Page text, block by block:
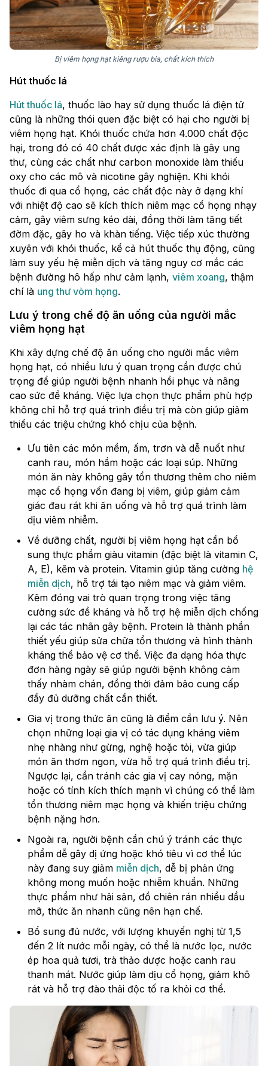
Bị viêm họng hạt kiêng rượu bia, chất kích thích
Hút thuốc lá
Hút thuốc lá, thuốc lào hay sử dụng thuốc lá điện tử
cũng là những thói quen đặc biệt có hại cho người bị
viêm họng hạt. Khói thuốc chứa hơn 4.000 chất độc
hại, trong đó có 40 chất được xác định là gây ung
thư, cùng các chất như carbon monoxide làm thiếu
oxy cho các mô và nicotine gây nghiện. Khi khói
thuốc đi qua cổ họng, các chất độc này ở dạng khí
với nhiệt độ cao sẽ kích thích niêm mạc cổ họng nhạy
cảm, gây viêm sưng kéo dài, đồng thời làm tăng tiết
đờm đặc, gây ho và khàn tiếng. Việc tiếp xúc thường
xuyên với khói thuốc, kể cả hút thuốc thụ động, cũng
làm suy yếu hệ miễn dịch và tăng nguy cơ mắc các
bệnh đường hô hấp như cảm lạnh, viêm xoang, thậm
chí là ung thư vòm họng.
Lưu ý trong chế độ ăn uống của người mắc
viêm họng hạt
Khi xây dựng chế độ ăn uống cho người mắc viêm
họng hạt, có nhiều lưu ý quan trọng cần được chú
trọng để giúp người bệnh nhanh hồi phục và nâng
cao sức đề kháng. Việc lựa chọn thực phẩm phù hợp
không chỉ hỗ trợ quá trình điều trị mà còn giúp giảm
thiểu các triệu chứng khó chịu của bệnh.
Ưu tiên các món mềm, ấm, trơn và dễ nuốt như
canh rau, món hầm hoặc các loại súp. Những
món ăn này không gây tổn thương thêm cho niêm
mạc cổ họng vốn đang bị viêm, giúp giảm cảm
giác đau rát khi ăn uống và hỗ trợ quá trình làm
dịu viêm nhiễm.
Về dưỡng chất, người bị viêm họng hạt cần bổ
sung thực phẩm giàu vitamin (đặc biệt là vitamin C,
A, E), kẽm và protein. Vitamin giúp tăng cường hệ
miễn dịch, hỗ trợ tái tạo niêm mạc và giảm viêm.
Kẽm đóng vai trò quan trọng trong việc tăng
cường sức đề kháng và hỗ trợ hệ miễn dịch chống
lại các tác nhân gây bệnh. Protein là thành phần
thiết yếu giúp sửa chữa tổn thương và hình thành
kháng thể bảo vệ cơ thể. Việc đa dạng hóa thực
đơn hàng ngày sẽ giúp người bệnh không cảm
thấy nhàm chán, đồng thời đảm bảo cung cấp
đầy đủ dưỡng chất cần thiết.
Gia vị trong thức ăn cũng là điểm cần lưu ý. Nên
chọn những loại gia vị có tác dụng kháng viêm
nhẹ nhàng như gừng, nghệ hoặc tỏi, vừa giúp
món ăn thơm ngon, vừa hỗ trợ quá trình điều trị.
Ngược lại, cần tránh các gia vị cay nóng, mặn
hoặc có tính kích thích mạnh vì chúng có thể làm
tổn thương niêm mạc họng và khiến triệu chứng
bệnh nặng hơn.
Ngoài ra, người bệnh cần chú ý tránh các thực
phẩm dễ gây dị ứng hoặc khó tiêu vì cơ thể lúc
này đang suy giảm miễn dịch, dễ bị phản ứng
không mong muốn hoặc nhiễm khuẩn. Những
thực phẩm như hải sản, đồ chiên rán nhiều dầu
mỡ, thức ăn nhanh cũng nên hạn chế.
Bổ sung đủ nước, với lượng khuyến nghị từ 1,5
đến 2 lít nước mỗi ngày, có thể là nước lọc, nước
ép hoa quả tươi, trà thảo dược hoặc canh rau
thanh mát. Nước giúp làm dịu cổ họng, giảm khô
rát và hỗ trợ đào thải độc tố ra khỏi cơ thể.